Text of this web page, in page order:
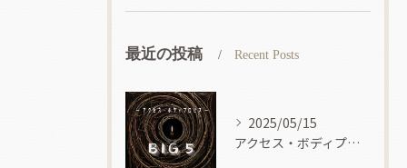
最近の投稿 Recent Posts
2025/05/15
アクセス・ボディプロセス